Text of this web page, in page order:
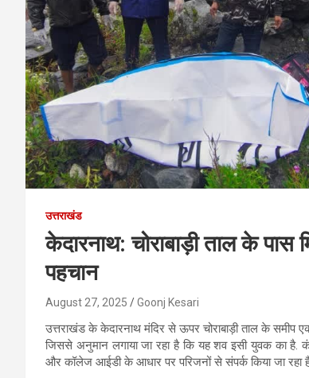
उत्तराखंड
केदारनाथ: चोराबाड़ी ताल के
पहचान
August 27, 2025 Goonj Kesari
उत्तराखंड के केदारनाथ मंदिर से ऊपर चोराबाड़ी ताल के
जिससे अनुमान लगाया जा रहा है कि यह शव इसी युवक का है.
और कॉलेज आईडी के आधार पर परिजनों से संपर्क किया जा रहा